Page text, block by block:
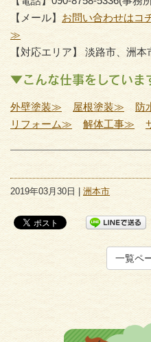
【メール】 お問い合わせはコ
≫
【対応エリア】 淡路市、洲
▼こんな仕事をしていま
外壁塗装≫ 屋根塗装≫ 防
リフォーム≫
解体工事≫
2019年03月30日 | 洲本市
一覧ペ